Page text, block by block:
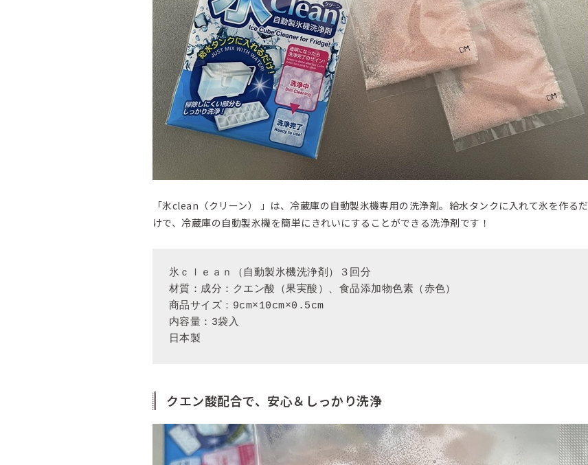
「氷clean（クリーン） 」は、冷蔵庫の自動製氷機専用の洗浄剤。給水タンクに入れて氷を作るだ
けで、冷蔵庫の自動製氷機を簡単にきれいにすることができる洗浄剤です！
氷ｃｌｅａｎ（自動製氷機洗浄剤）３回分
材質：成分：クエン酸（果実酸）、食品添加物色素（赤色）
商品サイズ：9cm×10cm×0.5cm
内容量：3袋入
日本製
クエン酸配合で、安心＆しっかり洗浄